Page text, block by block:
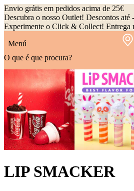
Envio grátis em pedidos acima de 25€
Descubra o nosso Outlet! Descontos até
Experimente o Click & Collect! Entrega
Menú
O que é que procura?
LIP SMACKER